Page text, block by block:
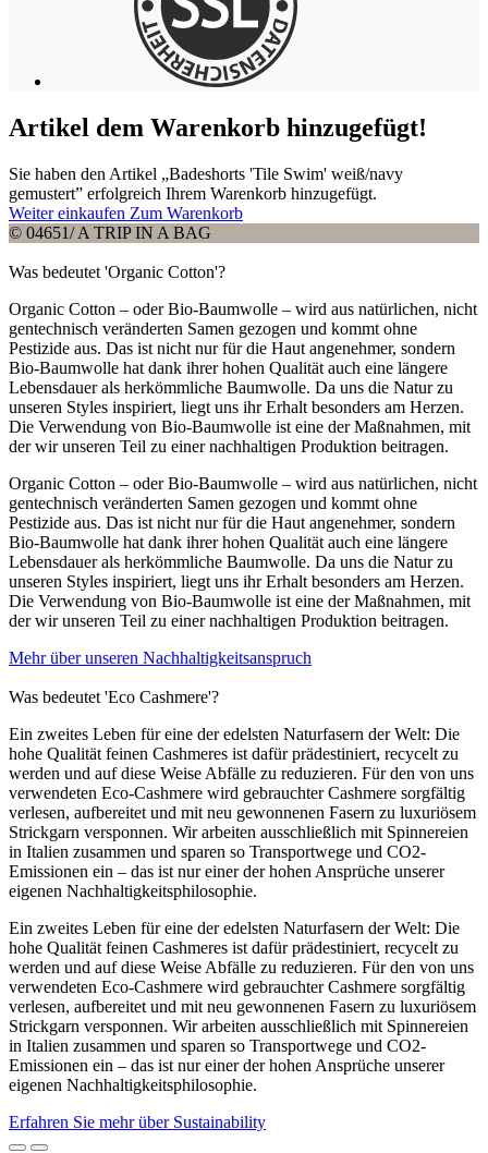
Artikel dem Warenkorb hinzugefügt!
Sie haben den Artikel „Badeshorts 'Tile Swim' weiß/navy
gemustert” erfolgreich Ihrem Warenkorb hinzugefügt.
Weiter einkaufen Zum Warenkorb
© 04651/ A TRIP IN A BAG
Was bedeutet 'Organic Cotton'?
Organic Cotton – oder Bio-Baumwolle – wird aus natürlichen, nicht
gentechnisch veränderten Samen gezogen und kommt ohne
Pestizide aus. Das ist nicht nur für die Haut angenehmer, sondern
Bio-Baumwolle hat dank ihrer hohen Qualität auch eine längere
Lebensdauer als herkömmliche Baumwolle. Da uns die Natur zu
unseren Styles inspiriert, liegt uns ihr Erhalt besonders am Herzen.
Die Verwendung von Bio-Baumwolle ist eine der Maßnahmen, mit
der wir unseren Teil zu einer nachhaltigen Produktion beitragen.
Organic Cotton – oder Bio-Baumwolle – wird aus natürlichen, nicht
gentechnisch veränderten Samen gezogen und kommt ohne
Pestizide aus. Das ist nicht nur für die Haut angenehmer, sondern
Bio-Baumwolle hat dank ihrer hohen Qualität auch eine längere
Lebensdauer als herkömmliche Baumwolle. Da uns die Natur zu
unseren Styles inspiriert, liegt uns ihr Erhalt besonders am Herzen.
Die Verwendung von Bio-Baumwolle ist eine der Maßnahmen, mit
der wir unseren Teil zu einer nachhaltigen Produktion beitragen.
Mehr über unseren Nachhaltigkeitsanspruch
Was bedeutet 'Eco Cashmere'?
Ein zweites Leben für eine der edelsten Naturfasern der Welt: Die
hohe Qualität feinen Cashmeres ist dafür prädestiniert, recycelt zu
werden und auf diese Weise Abfälle zu reduzieren. Für den von uns
verwendeten Eco-Cashmere wird gebrauchter Cashmere sorgfältig
verlesen, aufbereitet und mit neu gewonnenen Fasern zu luxuriösem
Strickgarn versponnen. Wir arbeiten ausschließlich mit Spinnereien
in Italien zusammen und sparen so Transportwege und CO2-
Emissionen ein – das ist nur einer der hohen Ansprüche unserer
eigenen Nachhaltigkeitsphilosophie.
Ein zweites Leben für eine der edelsten Naturfasern der Welt: Die
hohe Qualität feinen Cashmeres ist dafür prädestiniert, recycelt zu
werden und auf diese Weise Abfälle zu reduzieren. Für den von uns
verwendeten Eco-Cashmere wird gebrauchter Cashmere sorgfältig
verlesen, aufbereitet und mit neu gewonnenen Fasern zu luxuriösem
Strickgarn versponnen. Wir arbeiten ausschließlich mit Spinnereien
in Italien zusammen und sparen so Transportwege und CO2-
Emissionen ein – das ist nur einer der hohen Ansprüche unserer
eigenen Nachhaltigkeitsphilosophie.
Erfahren Sie mehr über Sustainability